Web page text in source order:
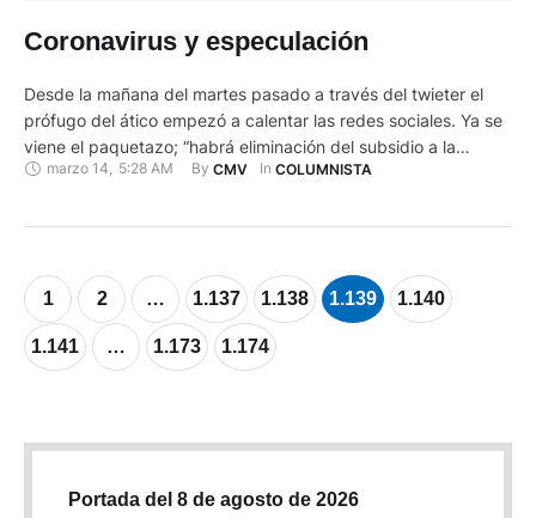
Coronavirus y especulación
Desde la mañana del martes pasado a través del twieter el
prófugo del ático empezó a calentar las redes sociales. Ya se
viene el paquetazo; “habrá eliminación del subsidio a la
gasolina; el gas subirá a 10 dólares; el IVA al 18 % al igual que
marzo 14, 5:28 AM By CMV In COLUMNISTA
1 2 … 1.137 1.138 1.139 1.140
1.141 … 1.173 1.174
Portada del 8 de agosto de 2026